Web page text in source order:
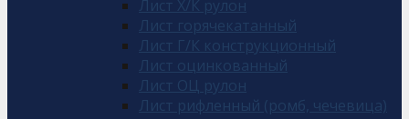
Лист Х/К рулон
Лист горячекатанный
Лист Г/К конструкционный
Лист оцинкованный
Лист ОЦ рулон
Лист рифленный (ромб, чечевица)